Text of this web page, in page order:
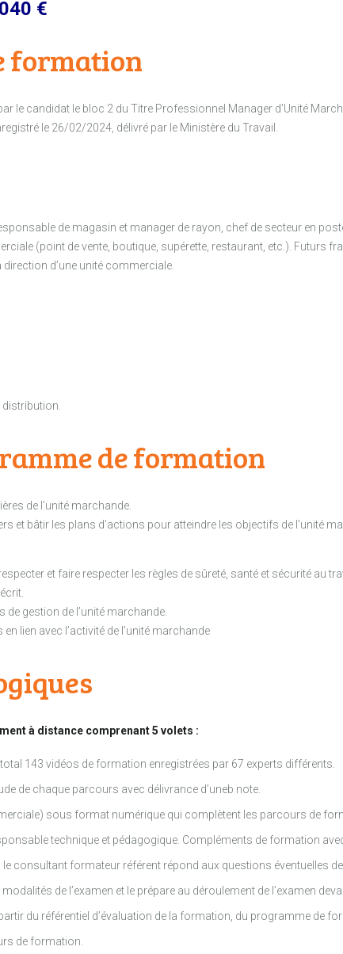
€
formation
le candidat le bloc 2 du Titre Professionnel Manager d’Unité
le 26/02/2024, délivré par le Ministère du Travail.
de magasin et manager de rayon, chef de secteur en
(point de vente, boutique, supérette, restaurant, etc.). Futurs
d’une unité commerciale.
de formation
de l’unité marchande.
et bâtir les plans d’actions pour atteindre les objectifs de l’unité
et faire respecter les règles de sûreté, santé et sécurité au
gestion de l’unité marchande.
lien avec l’activité de l’unité marchande
à distance comprenant 5 volets :
143 vidéos de formation enregistrées par 67 experts différents.
de chaque parcours avec délivrance d’uneb note.
sous format numérique qui complètent les parcours de
technique et pédagogique. Compléments de formation
consultant formateur référent répond aux questions éventuelles
de l’examen et le prépare au déroulement de l’examen
du référentiel d’évaluation de la formation, du programme de
de formation.